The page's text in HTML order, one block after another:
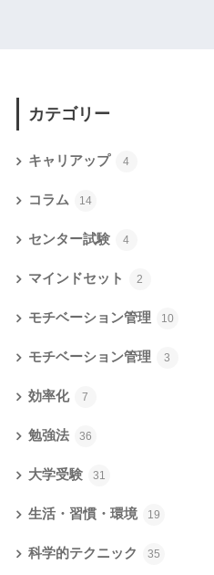
カテゴリー
キャリアップ 4
コラム 14
センター試験 4
マインドセット 2
モチベーション管理 10
モチベーション管理 3
効率化 7
勉強法 36
大学受験 31
生活・習慣・環境 19
科学的テクニック 35